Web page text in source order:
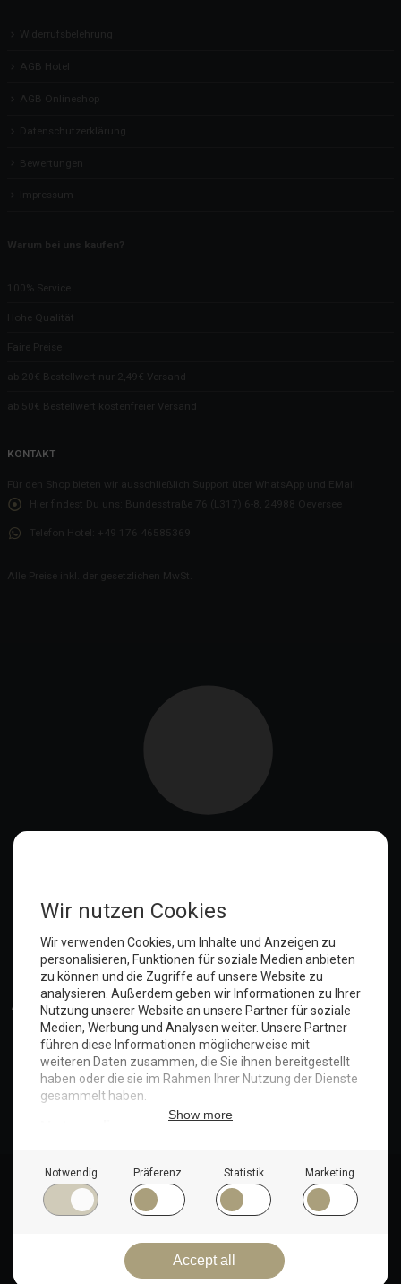
Widerrufsbelehrung
AGB Hotel
AGB Onlineshop
Datenschutzerklärung
Bewertungen
Impressum
Warum bei uns kaufen?
100% Service
Hohe Qualität
Faire Preise
ab 20€ Bestellwert nur 2,49€ Versand
ab 50€ Bestellwert kostenfreier Versand
KONTAKT
Für den Shop bieten wir ausschließlich Support über WhatsApp und EMail
Hier findest Du uns:
Bundesstraße 76 (L317) 6-8, 24988 Oeversee
Telefon Hotel: +49 176 46585369
Alle Preise inkl. der gesetzlichen MwSt.
Anmelden
© Copyright 2025. Hotel Seeblick | Maritim Shop